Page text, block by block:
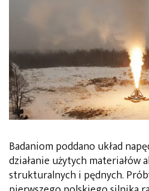
Badaniom poddano układ
działanie użytych materiałów
strukturalnych i pędnych.